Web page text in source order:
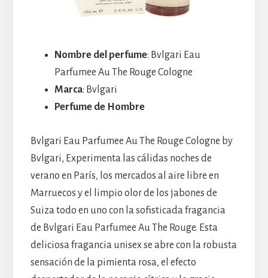
Nombre del perfume: Bvlgari Eau
Parfumee Au The Rouge Cologne
Marca: Bvlgari
Perfume de Hombre
Bvlgari Eau Parfumee Au The Rouge Cologne by
Bvlgari, Experimenta las cálidas noches de
verano en París, los mercados al aire libre en
Marruecos y el limpio olor de los jabones de
Suiza todo en uno con la sofisticada fragancia
de Bvlgari Eau Parfumee Au The Rouge. Esta
deliciosa fragancia unisex se abre con la robusta
sensación de la pimienta rosa, el efecto